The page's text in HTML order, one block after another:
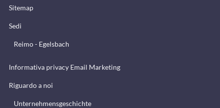
Sitemap
Sedi
Reimo - Egelsbach
Informativa privacy Email Marketing
Riguardo a noi
Unternehmensgeschichte